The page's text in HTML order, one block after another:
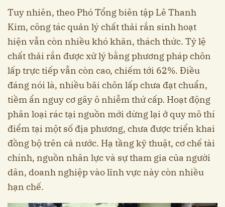
Tuy nhiên, theo Phó Tổng biên tập Lê Thanh
Kim, công tác quản lý chất thải rắn sinh hoạt
hiện vẫn còn nhiều khó khăn, thách thức. Tỷ lệ
chất thải rắn được xử lý bằng phương pháp chôn
lấp trực tiếp vẫn còn cao, chiếm tới 62%. Điều
đáng nói là, nhiều bãi chôn lấp chưa đạt chuẩn,
tiềm ẩn nguy cơ gây ô nhiễm thứ cấp. Hoạt động
phân loại rác tại nguồn mới dừng lại ở quy mô thí
điểm tại một số địa phương, chưa được triển khai
đồng bộ trên cả nước. Hạ tầng kỹ thuật, cơ chế tài
chính, nguồn nhân lực và sự tham gia của người
dân, doanh nghiệp vào lĩnh vực này còn nhiều
hạn chế.